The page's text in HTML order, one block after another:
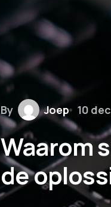
By Joep 10
Waarom
de